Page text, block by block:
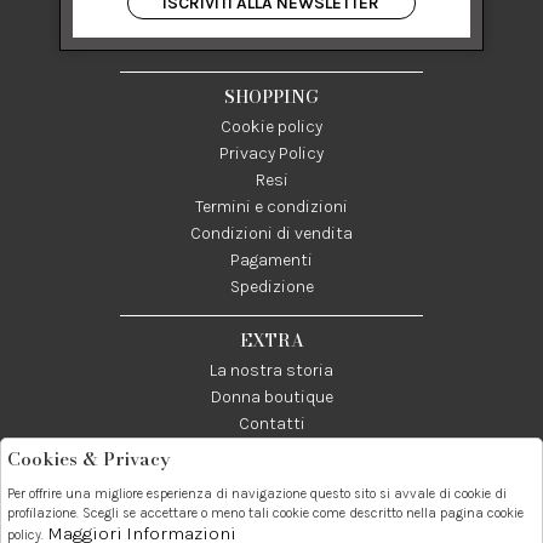
84122 Salerno Italia
P IVA 03024950655
SHOPPING
Cookie policy
Privacy Policy
Resi
Termini e condizioni
Condizioni di vendita
Pagamenti
Spedizione
EXTRA
La nostra storia
Donna boutique
Contatti
Telefono:
089237858
Whatsapp:
3338855601
Contatti:
info@donna1981.it
Cookies & Privacy
Per offrire una migliore esperienza di navigazione questo sito si avvale di cookie di
profilazione. Scegli se accettare o meno tali cookie come descritto nella pagina cookie
policy. Maggiori Informazioni